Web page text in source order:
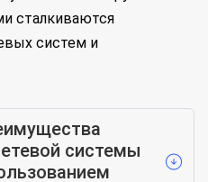
сталкиваются
систем и
системы